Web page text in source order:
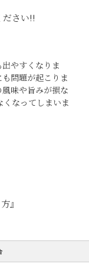
ださい!!
やすくなりま
問題が起こりま
味や旨みが損な
なってしまいま
』